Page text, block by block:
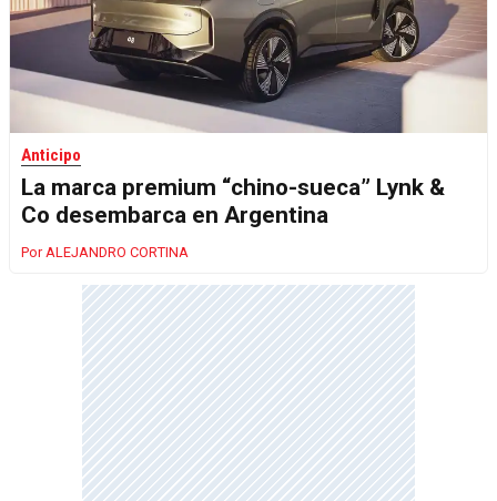
Anticipo
La marca premium “chino-sueca” Lynk &
Co desembarca en Argentina
ALEJANDRO CORTINA